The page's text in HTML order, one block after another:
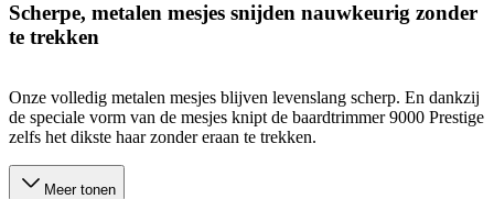
Scherpe, metalen mesjes snijden nauwkeurig zonder
te trekken
Onze volledig metalen mesjes blijven levenslang scherp. En dankzij
de speciale vorm van de mesjes knipt de baardtrimmer 9000 Prestige
zelfs het dikste haar zonder eraan te trekken.
Meer tonen